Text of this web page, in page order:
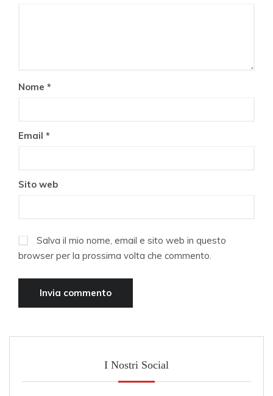
Nome *
Email *
Sito web
Salva il mio nome, email e sito web in questo
browser per la prossima volta che commento.
I Nostri Social